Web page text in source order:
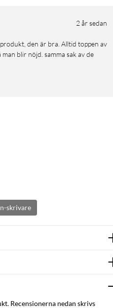
2 år sedan
blir nöjd. samma sak av de
skrivare
Recensionerna nedan skrivs